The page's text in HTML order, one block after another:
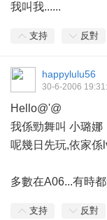
我叫我......
支持 反對
happylulu56
30-6-2006
Hello@'@
我係勁舞叫 小璐娜
呢幾日先玩,依家係
多數在A06...有時
支持 反對